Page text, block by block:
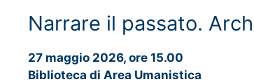
Narrare il passato.
27 maggio 2026, ore 15.00
Biblioteca di Area Umanistica